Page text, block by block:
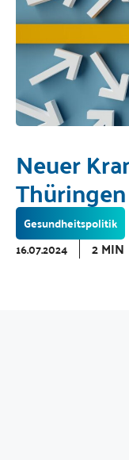
Neuer
Thüringen
Gesundheitspolitik
16.07.2024
2 MIN